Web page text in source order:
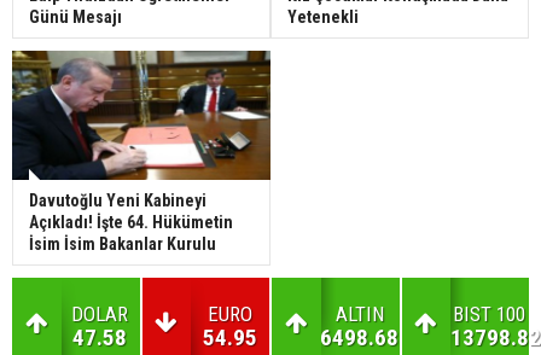
Günü Mesajı
Yetenekli
Davutoğlu Yeni Kabineyi
Açıkladı! İşte 64. Hükümetin
İsim İsim Bakanlar Kurulu
DOLAR
47.58
EURO
54.95
ALTIN
6498.68
BIST 100
13798.82